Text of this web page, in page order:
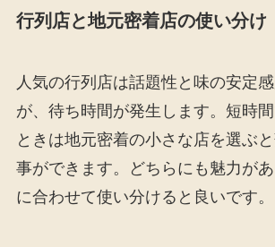
行列店と地元密着店の使い分け
人気の行列店は話題性と味の安定
が、待ち時間が発生します。短時
ときは地元密着の小さな店を選ぶ
事ができます。どちらにも魅力が
に合わせて使い分けると良いです。